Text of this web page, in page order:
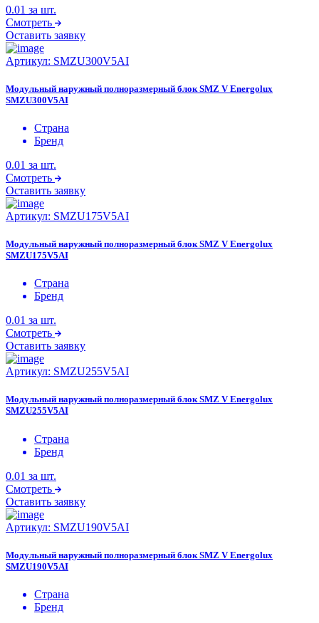
0.01 за шт.
Смотреть
Оставить заявку
Артикул: SMZU300V5AI
Модульный наружный полноразмерный блок SMZ V Energolux
SMZU300V5AI
Страна
Бренд
0.01 за шт.
Смотреть
Оставить заявку
Артикул: SMZU175V5AI
Модульный наружный полноразмерный блок SMZ V Energolux
SMZU175V5AI
Страна
Бренд
0.01 за шт.
Смотреть
Оставить заявку
Артикул: SMZU255V5AI
Модульный наружный полноразмерный блок SMZ V Energolux
SMZU255V5AI
Страна
Бренд
0.01 за шт.
Смотреть
Оставить заявку
Артикул: SMZU190V5AI
Модульный наружный полноразмерный блок SMZ V Energolux
SMZU190V5AI
Страна
Бренд